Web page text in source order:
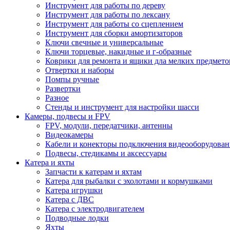
Инструмент для работы по дереву
Инструмент для работы по лексану
Инструмент для работы со сцеплением
Инструмент для сборки амортизаторов
Ключи свечные и универсальные
Ключи торцевые, накидные и г-образные
Коврики для ремонта и ящики дла мелких
Отвертки и наборы
Помпы ручные
Развертки
Разное
Стенды и инструмент для настройки шасси
Камеры, подвесы и FPV
FPV, модули, передатчики, антенны
Видеокамеры
Кабели и конекторы подключения
Подвесы, стедикамы и аксессуары
Катера и яхты
Запчасти к катерам и яхтам
Катера для рыбалки с эхолотами и кормушками
Катера игрушки
Катера с ДВС
Катера с электродвигателем
Подводные лодки
Яхты